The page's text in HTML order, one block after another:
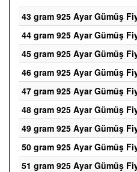
43 gram 925 Ayar Gümüş
44 gram 925 Ayar Gümüş
45 gram 925 Ayar Gümüş
46 gram 925 Ayar Gümüş
47 gram 925 Ayar Gümüş
48 gram 925 Ayar Gümüş
49 gram 925 Ayar Gümüş
50 gram 925 Ayar Gümüş
51 gram 925 Ayar Gümüş